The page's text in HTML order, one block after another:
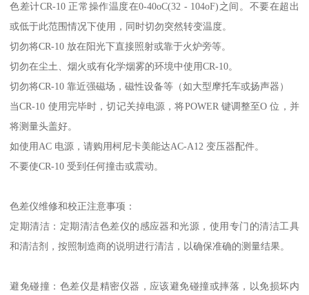
色差计CR-10 正常操作温度在0-40oC(32 - 104oF)之间。不要在超出
或低于此范围情况下使用，同时切勿突然转变温度。
切勿将CR-10 放在阳光下直接照射或靠于火炉旁等。
切勿在尘土、烟火或有化学烟雾的环境中使用CR-10。
切勿将CR-10 靠近强磁场，磁性设备等（如大型摩托车或扬声器）
当CR-10 使用完毕时，切记关掉电源，将POWER 键调整至O 位，并
将测量头盖好。
如使用AC 电源，请购用柯尼卡美能达AC-A12 变压器配件。
不要使CR-10 受到任何撞击或震动。
色差仪维修和校正注意事项：
定期清洁：定期清洁色差仪的感应器和光源，使用专门的清洁工具
和清洁剂，按照制造商的说明进行清洁，以确保准确的测量结果。
避免碰撞：色差仪是精密仪器，应该避免碰撞或摔落，以免损坏内